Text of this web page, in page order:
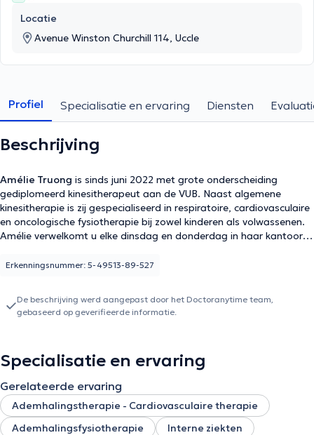
Locatie
Avenue Winston Churchill 114, Uccle
Profiel Specialisatie en ervaring Diensten
Beschrijving
Amélie Truong is sinds juni 2022 met grote onderscheiding
gediplomeerd kinesitherapeut aan de VUB. Naast algemene
kinesitherapie is zij gespecialiseerd in respiratoire, cardiovasculaire
en oncologische fysiotherapie bij zowel kinderen als volwassenen.
Amélie verwelkomt u elke dinsdag en donderdag in haar kantoor
Erkenningsnummer: 5-49513-89-527
De beschrijving werd aangepast door het Doctoranytime team,
gebaseerd op geverifieerde informatie.
Specialisatie en ervaring
Gerelateerde ervaring
Ademhalingstherapie - Cardiovasculaire therapie
Ademhalingsfysiotherapie
Interne ziekten